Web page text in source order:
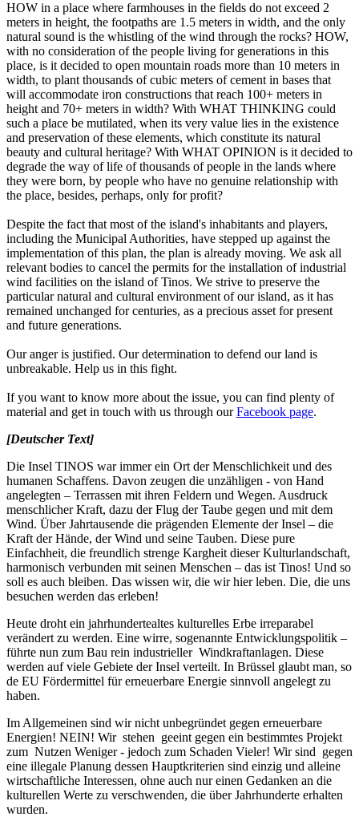
HOW in a place where farmhouses in the fields do not exceed 2
meters in height, the footpaths are 1.5 meters in width, and the only
natural sound is the whistling of the wind through the rocks? HOW,
with no consideration of the people living for generations in this
place, is it decided to open mountain roads more than 10 meters in
width, to plant thousands of cubic meters of cement in bases that
will accommodate iron constructions that reach 100+ meters in
height and 70+ meters in width? With WHAT THINKING could
such a place be mutilated, when its very value lies in the existence
and preservation of these elements, which constitute its natural
beauty and cultural heritage? With WHAT OPINION is it decided to
degrade the way of life of thousands of people in the lands where
they were born, by people who have no genuine relationship with
the place, besides, perhaps, only for profit?
Despite the fact that most of the island's inhabitants and players,
including the Municipal Authorities, have stepped up against the
implementation of this plan, the plan is already moving. We ask all
relevant bodies to cancel the permits for the installation of industrial
wind facilities on the island of Tinos. We strive to preserve the
particular natural and cultural environment of our island, as it has
remained unchanged for centuries, as a precious asset for present
and future generations.
Our anger is justified. Our determination to defend our land is
unbreakable. Help us in this fight.
If you want to know more about the issue, you can find plenty of
material and get in touch with us through ourFacebook page.
[Deutscher Text]
Die Insel TINOS war immer ein Ort der Menschlichkeit und des
humanen Schaffens. Davon zeugen die unzähligen - von Hand
angelegten – Terrassen mit ihren Feldern und Wegen. Ausdruck
menschlicher Kraft, dazu der Flug der Taube gegen und mit dem
Wind. Über Jahrtausende die prägenden Elemente der Insel – die
Kraft der Hände, der Wind und seine Tauben. Diese pure
Einfachheit, die freundlich strenge Kargheit dieser Kulturlandschaft,
harmonisch verbunden mit seinen Menschen – das ist Tinos! Und so
soll es auch bleiben. Das wissen wir, die wir hier leben. Die, die uns
besuchen werden das erleben!
Heute droht ein jahrhundertealtes kulturelles Erbe irreparabel
verändert zu werden. Eine wirre, sogenannte Entwicklungspolitik –
führte nun zum Bau rein industrieller Windkraftanlagen. Diese
werden auf viele Gebiete der Insel verteilt. In Brüssel glaubt man, so
de EU Fördermittel für erneuerbare Energie sinnvoll angelegt zu
haben.
ImAllgemeinen sind wir nicht unbegründet gegen erneuerbare
Energien! NEIN! Wir stehen geeint gegen ein bestimmtes Projekt
zum Nutzen Weniger - jedoch zum Schaden Vieler! Wir sind gegen
eine illegale Planung dessen Hauptkriterien sind einzig und alleine
wirtschaftliche Interessen, ohne auch nur einen Gedanken an die
kulturellen Werte zu verschwenden, die über Jahrhunderte erhalten
wurden.